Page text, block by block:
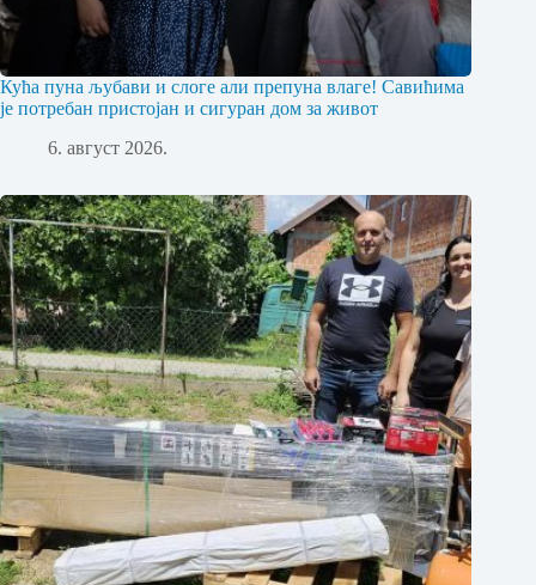
Кућа пуна љубави и слоге али препуна влаге! Савићима
је потребан пристојан и сигуран дом за живот
6. август 2026.